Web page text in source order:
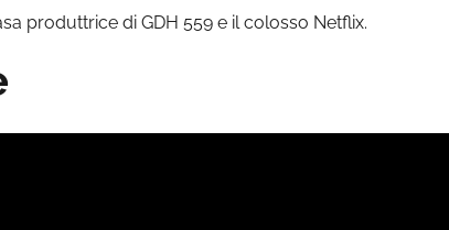
produttrice di GDH 559 e il colosso Netflix.